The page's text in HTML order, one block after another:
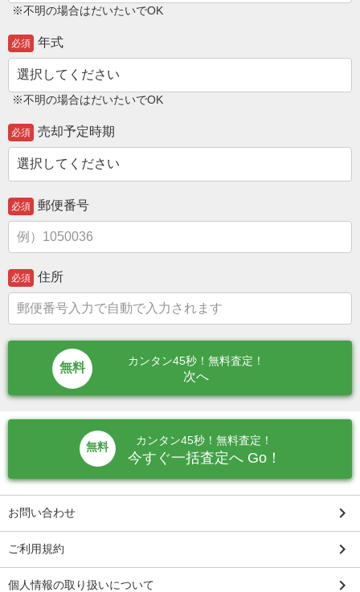
※不明の場合はだいたいでOK
必須 年式
※不明の場合はだいたいでOK
必須 売却予定時期
必須 郵便番号
必須 住所
カンタン45秒！無料査定！
次へ
無料
カンタン45秒！無料査定！
今すぐ一括査定へ Go！
お問い合わせ keyboard_arrow_right
ご利用規約 keyboard_arrow_right
個人情報の取り扱いについて keyboard_arrow_right